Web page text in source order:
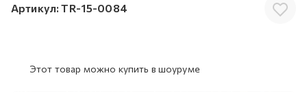
Артикул: TR-15-0084
Этот товар можно купить в шоуруме